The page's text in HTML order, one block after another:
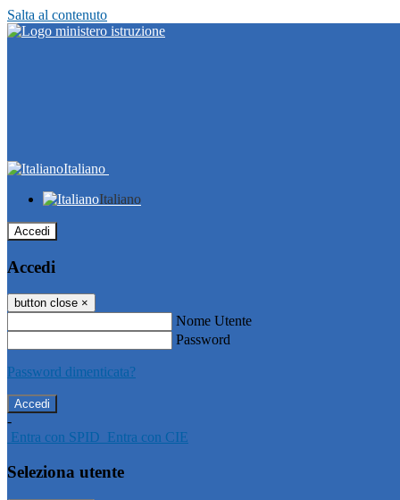
Salta al contenuto
Italiano
Italiano
Accedi
Accedi
button close ×
Nome Utente
Password
Password dimenticata?
-
Entra con SPID Entra con CIE
Seleziona utente